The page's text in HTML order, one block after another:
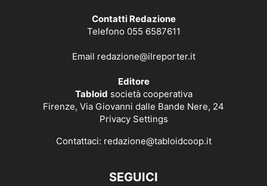
Contatti Redazione
Telefono 055 6587611
Email redazione@ilreporter.it
Editore
Tabloid società cooperativa
Firenze, Via Giovanni dalle Bande Nere, 24
Privacy Settings
Contattaci: redazione@tabloidcoop.it
SEGUICI